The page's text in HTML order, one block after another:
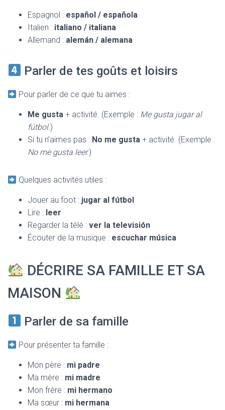
Espagnol : español / española
Italien : italiano / italiana
Allemand : alemán / alemana
Parler de tes goûts et loisirs
Pour parler de ce que tu aimes :
Me gusta + activité. (Exemple : Me gusta jugar al
fútbol.)
Si tu n’aimes pas : No me gusta + activité. (Exemple :
No me gusta leer.)
Quelques activités utiles :
Jouer au foot : jugar al fútbol
Lire : leer
Regarder la télé : ver la televisión
Écouter de la musique : escuchar música
DÉCRIRE SA FAMILLE ET SA
MAISON
Parler de sa famille
Pour présenter ta famille :
Mon père : mi padre
Ma mère : mi madre
Mon frère : mi hermano
Ma sœur : mi hermana